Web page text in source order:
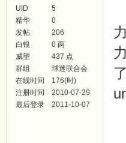
UID
5
精华
0
发帖
206
白银
0 两
威望
437 点
群组
球迷联合会
在线时间
176(时)
注册时间
2010-07-29
最后登录
2011-10-07